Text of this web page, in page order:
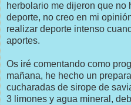
herbolario me dijeron que no
deporte, no creo en mi
realizar deporte intenso
aportes.
Os iré comentando como
mañana, he hecho un
cucharadas de sirope de
3 limones y agua mineral,